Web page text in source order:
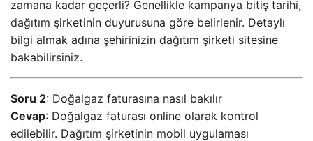
zamana kadar geçerli? Genellikle kampanya bitiş tarihi,
dağıtım şirketinin duyurusuna göre belirlenir. Detaylı
bilgi almak adına şehirinizin dağıtım şirketi sitesine
bakabilirsiniz.
Soru 2: Doğalgaz faturasına nasıl bakılır
Cevap: Doğalgaz faturası online olarak kontrol
edilebilir. Dağıtım şirketinin mobil uygulaması